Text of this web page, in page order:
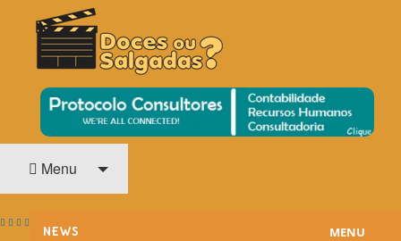
DOCES OU SALGADAS?
O Cinema? Uma Paixão!!
Menu
NEWS MENU